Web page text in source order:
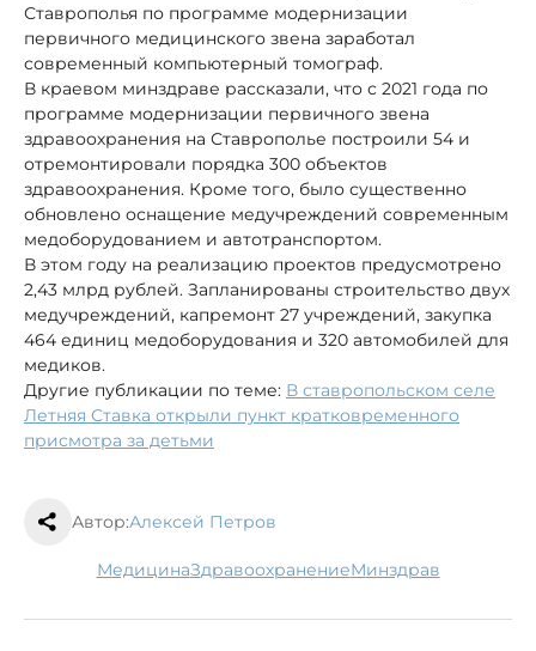
Ставрополья по программе модернизации
первичного медицинского звена заработал
современный компьютерный томограф.
В краевом минздраве рассказали, что с 2021 года по
программе модернизации первичного звена
здравоохранения на Ставрополье построили 54 и
отремонтировали порядка 300 объектов
здравоохранения. Кроме того, было существенно
обновлено оснащение медучреждений современным
медоборудованием и автотранспортом.
В этом году на реализацию проектов предусмотрено
2,43 млрд рублей. Запланированы строительство двух
медучреждений, капремонт 27 учреждений, закупка
464 единиц медоборудования и 320 автомобилей для
медиков.
Другие публикации по теме: В ставропольском селе
Летняя Ставка открыли пункт кратковременного
присмотра за детьми
Автор:Алексей Петров
медицина здравоохранение минздрав